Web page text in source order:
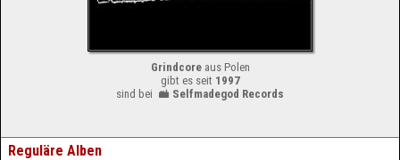
Grindcoreaus Polen
gibt es seit 1997
sind bei
Selfmadegod Records
Reguläre Alben